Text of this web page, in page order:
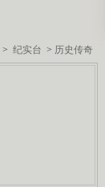
> 纪实台 > 历史传奇